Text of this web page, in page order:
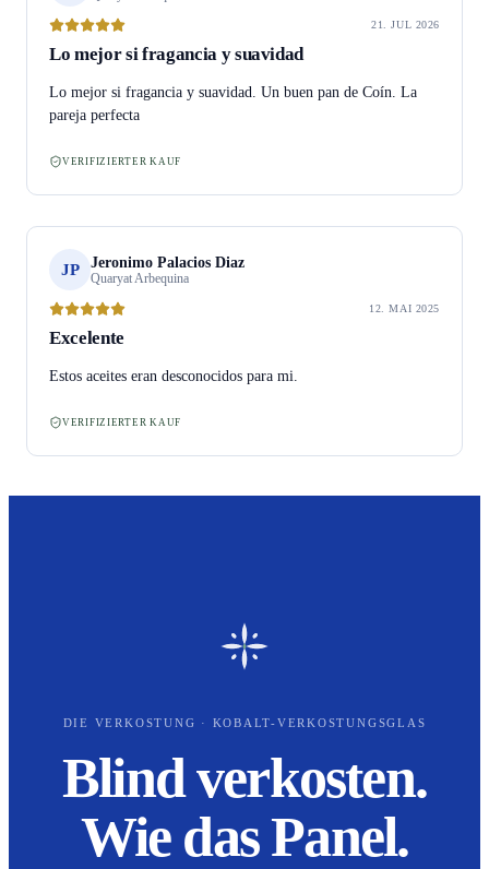
21. JUL 2026
Lo mejor si fragancia y suavidad
Lo mejor si fragancia y suavidad. Un buen pan de Coín. La
pareja perfecta
VERIFIZIERTER KAUF
JP Jeronimo Palacios Diaz
Quaryat Arbequina
12. MAI 2025
Excelente
Estos aceites eran desconocidos para mi.
VERIFIZIERTER KAUF
DIE VERKOSTUNG · KOBALT-VERKOSTUNGSGLAS
Blind verkosten.
Wie das Panel.